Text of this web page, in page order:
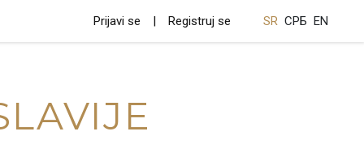
Prijavi se Registruj se SR СРБ EN